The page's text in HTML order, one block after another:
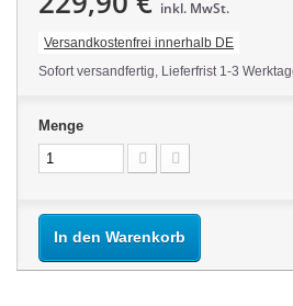
inkl. MwSt.
Versandkostenfrei innerhalb DE
Sofort versandfertig, Lieferfrist 1-3
Menge
In den Warenkorb